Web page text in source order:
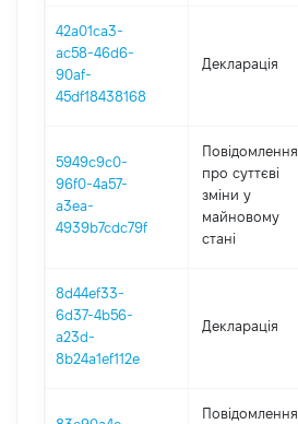
42a01ca3-
ac58-46d6-
90af-
45df18438168
Декларація
5949c9c0-
96f0-4a57-
a3ea-
4939b7cdc79f
Повідомлення
про суттєві
зміни y
майновому
стані
8d44ef33-
6d37-4b56-
a23d-
8b24a1ef112e
Декларація
Повідомлення